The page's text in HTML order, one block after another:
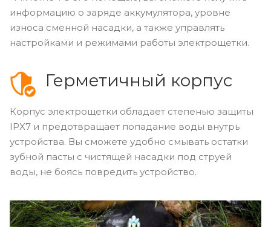
информацию о заряде аккумулятора, уровне
износа сменной насадки, а также управлять
настройками и режимами работы электрощетки.
Герметичный корпус
Корпус электрощетки обладает степенью защиты
IPX7 и предотвращает попадание воды внутрь
устройства. Вы сможете удобно смывать остатки
зубной пасты с чистящей насадки под струей
воды, не боясь повредить устройство.